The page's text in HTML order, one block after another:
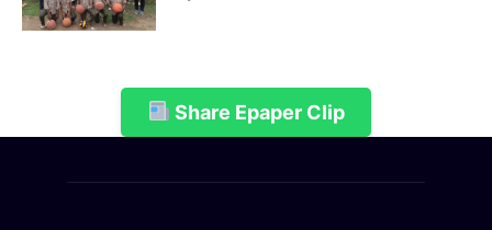
Share Epaper Clip